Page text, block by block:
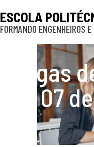
ESCOLA
FORMANDO ENGENHEIROS
Vagas
a 07